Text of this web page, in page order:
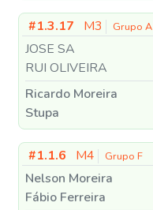
#1.3.17 M3 Grupo A
JOSE SA
RUI OLIVEIRA
Ricardo Moreira
Stupa
#1.1.6 M4 Grupo F
Nelson Moreira
Fábio Ferreira